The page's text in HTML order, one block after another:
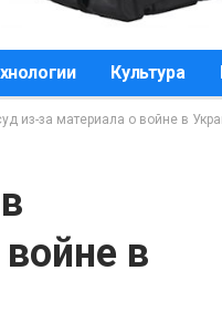
Культура
из-за материала о войне в
в